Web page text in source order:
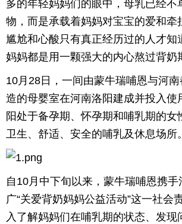
产
车
教
育
健
活
时
尚
体
育
育
游
游
多的年轻妈妈们的眼中，母乳已经不
物，而是承载着妈妈对宝宝的爱和牵
尴尬和心酸只有真正经历过的人才知
妈妈都是用一颗强大的内心熬过背奶
10月28日，一间由蒙牛瑞哺恩与河
造的母婴室在河南洛阳建成并投入使
阳处于备孕期、怀孕期和哺乳期的女
卫生、舒适、安全的哺乳及休息场所。
自10月中下旬以来，蒙牛瑞哺恩携
广“关爱背奶妈妈公益活动”这一社会
入了解妈妈们在哺乳期的状态、发现